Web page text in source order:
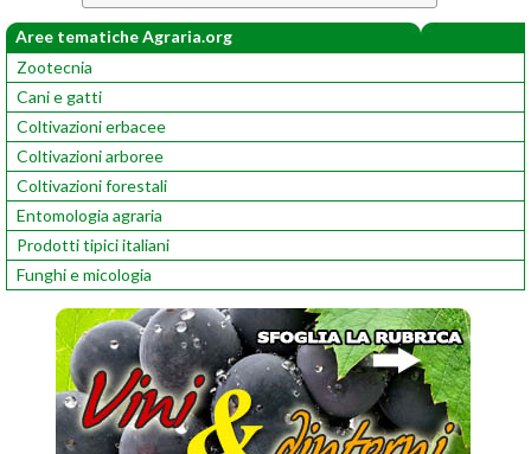
Aree tematiche Agraria.org
Zootecnia
Cani e gatti
Coltivazioni erbacee
Coltivazioni arboree
Coltivazioni forestali
Entomologia agraria
Prodotti tipici italiani
Funghi e micologia